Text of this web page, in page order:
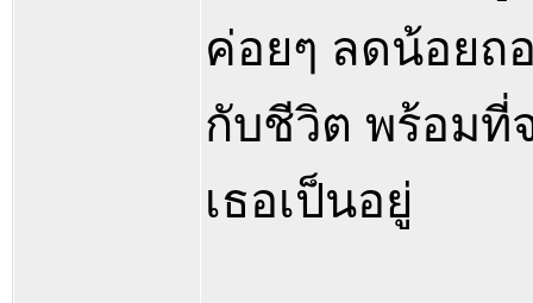
ค่อยๆ ลดน้อยถ
กับชีวิต พร้อมที่
เธอเป็นอยู่